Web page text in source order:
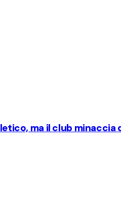
ma il club minaccia